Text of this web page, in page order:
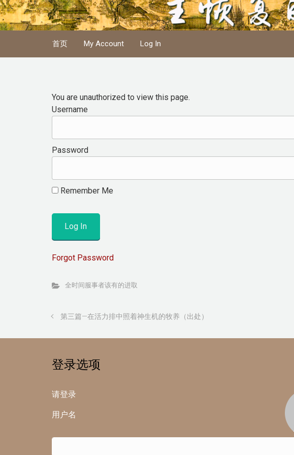
Skip to main content
首页 My Account Log In
You are unauthorized to view this page.
Username
Password
Remember Me
Forgot Password
全时间服事者该有的进取
第三篇—在活力排中照着神生机的牧养（出处）
登录选项
请登录
用户名